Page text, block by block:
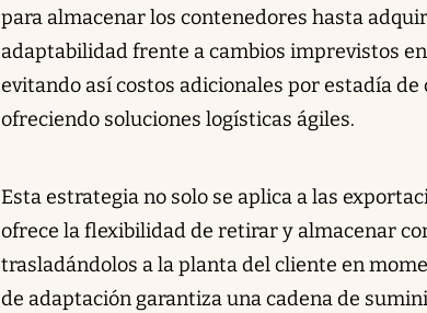
para almacenar los contenedores hasta
adaptabilidad frente a cambios imprevistos
evitando así costos adicionales por estadía
ofreciendo soluciones logísticas ágiles.
Esta estrategia no solo se aplica a las
ofrece la flexibilidad de retirar y almacenar
trasladándolos a la planta del cliente en
de adaptación garantiza una cadena de